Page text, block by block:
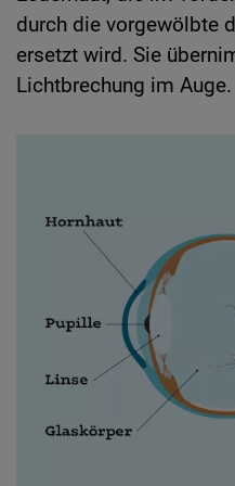
durch die vorgewölbte
ersetzt wird. Sie
Lichtbrechung im Auge.